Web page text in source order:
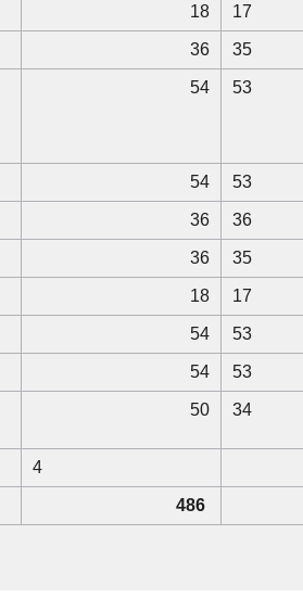
18 17
36 35
54 53
54 53
36 36
36 35
18 17
54 53
54 53
50 34
4
486